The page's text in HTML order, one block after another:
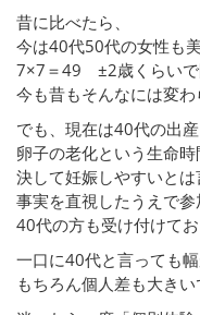
昔に比べたら、
今は40代50代の女性も
7×7＝49 ±2歳くらいで
今も昔もそんなには変わ
でも、現在は40代の出産
卵子の老化という生命
決して妊娠しやすいとは
事実を直視したうえで
40代の方も受け付けてお
一口に40代と言っても幅
もちろん個人差も大きい